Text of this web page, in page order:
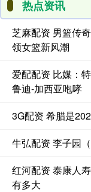
热点资讯
芝麻配资 男篮传
领女篮新风潮
爱配配资 比媒：
鲁迪-加西亚咆哮
3G配资 希腊是
牛弘配资 李子园
红河配资 泰康人
有多大